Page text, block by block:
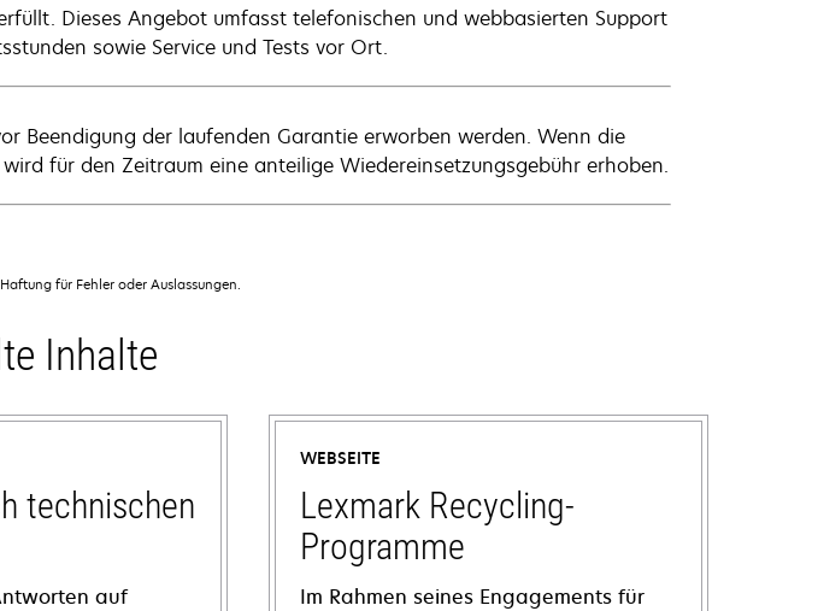
Dieses Angebot umfasst telefonischen und webbasierten Support
sowie Service und Tests vor Ort.
Beendigung der laufenden Garantie erworben werden. Wenn die
für den Zeitraum eine anteilige Wiedereinsetzungsgebühr erhoben.
für Fehler oder Auslassungen.
Inhalte
technischen
auf
WEBSEITE
Lexmark Recycling-
Programme
Im Rahmen seines Engagements für